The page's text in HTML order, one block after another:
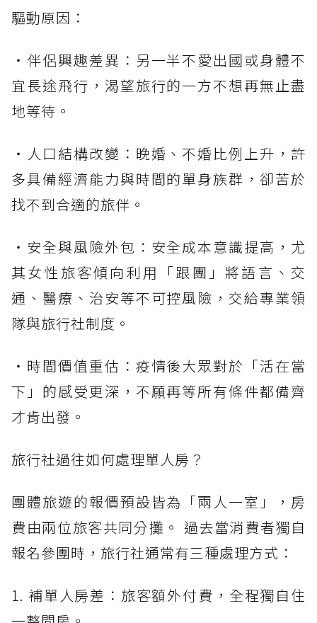
驅動原因：
・伴侶興趣差異：另一半不愛出國或身體不
宜長途飛行，渴望旅行的一方不想再無止盡
地等待。
・人口結構改變：晚婚、不婚比例上升，許
多具備經濟能力與時間的單身族群，卻苦於
找不到合適的旅伴。
・安全與風險外包：安全成本意識提高，尤
其女性旅客傾向利用「跟團」將語言、交
通、醫療、治安等不可控風險，交給專業領
隊與旅行社制度。
・時間價值重估：疫情後大眾對於「活在當
下」的感受更深，不願再等所有條件都備齊
才肯出發。
旅行社過往如何處理單人房？
團體旅遊的報價預設皆為「兩人一室」，房
費由兩位旅客共同分攤。 過去當消費者獨自
報名參團時，旅行社通常有三種處理方式：
1. 補單人房差：旅客額外付費，全程獨自住